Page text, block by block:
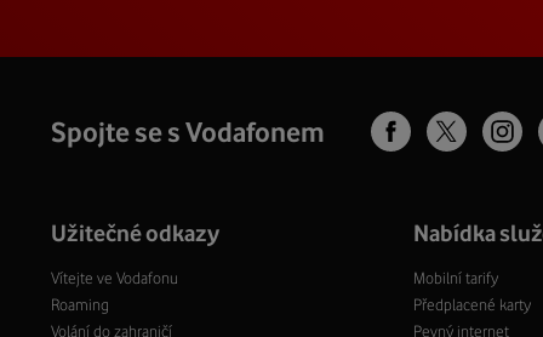
Spojte se s Vodafonem
Užitečné odkazy
Vítejte ve Vodafonu
Roaming
Volání do zahraničí
Nabídka
Mobilní tarify
Předplacené karty
Pevný internet